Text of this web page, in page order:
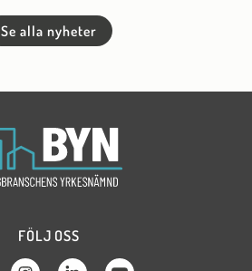
Se alla nyheter
FÖLJ OSS